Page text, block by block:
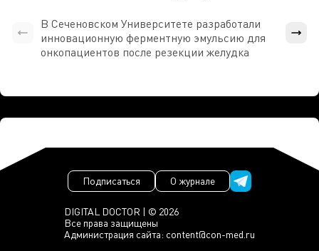
В Сеченовском Университете разработали
инновационную ферментную эмульсию для
онкопациентов после резекции желудка
DIGITAL DOCTOR | © 2026
Все права защищены
Администрация сайта: content@con-med.ru
Подписаться О журнале